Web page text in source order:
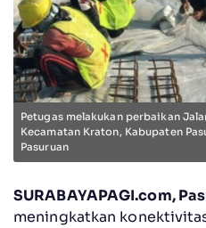
Petugas melakukan perbaikan
Kecamatan Kraton, Kabupaten
Pasuruan
SURABAYAPAGI.com,
meningkatkan